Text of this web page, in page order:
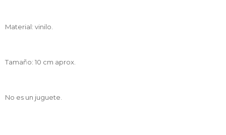
Material: vinilo.
Tamaño: 10 cm aprox.
No es un juguete.